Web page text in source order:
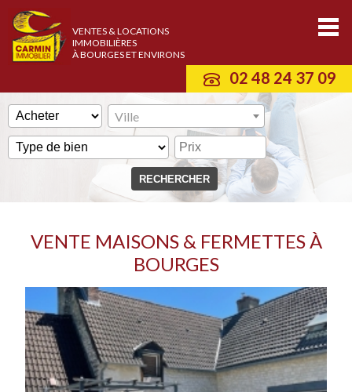
VENTES & LOCATIONS
IMMOBILIÈRES
À BOURGES ET ENVIRONS
02 48 24 37 09
Ville
VENTE MAISONS & FERMETTES À
BOURGES